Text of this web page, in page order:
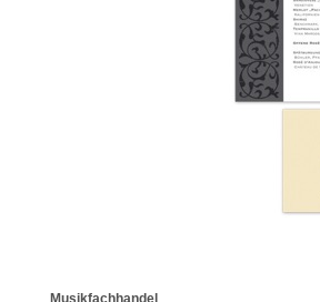
Musikfachhandel